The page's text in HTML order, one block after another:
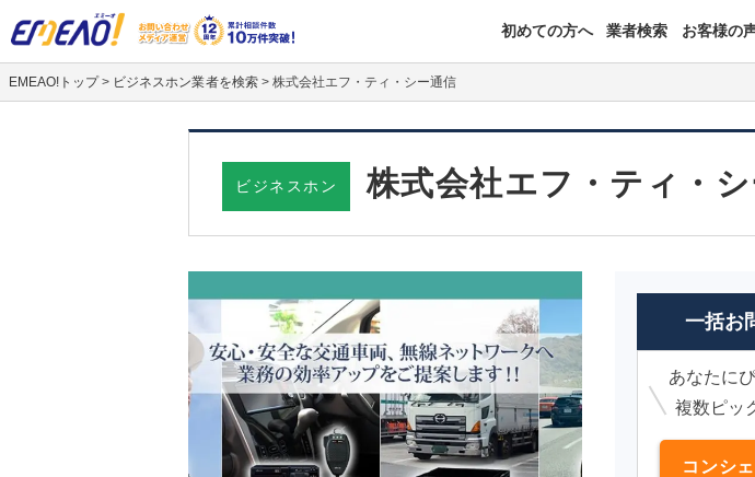
初めての方へ 業者検索 お客様の
EMEAO!トップ > ビジネスホン業者を検索 > 株式会社エフ・ティ・シー通信
ビジネスホン 株式会社エフ・ティ・
一括お
あなたに
複数ピッ
コンシ